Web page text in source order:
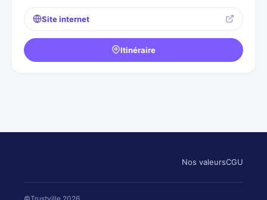
Site internet
Itinéraire
Nos valeursCGU
©Trustville 2026